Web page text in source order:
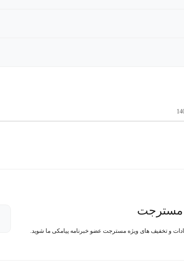
مسترجت
و تخفیف های ویژه مسترجت عضو خبرنامه پیامکی ما شوید.